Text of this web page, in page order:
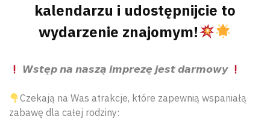
kalendarzu i udostępnijcie to
wydarzenie znajomym!
𝙒𝙨𝙩𝙚̨𝙥 𝙣𝙖 𝙣𝙖𝙨𝙯𝙖̨ 𝙞𝙢𝙥𝙧𝙚𝙯𝙚̨ 𝙟𝙚𝙨𝙩 𝙙𝙖𝙧𝙢𝙤𝙬𝙮
Czekają na Was atrakcje, które zapewnią wspaniałą
zabawę dla całej rodziny: